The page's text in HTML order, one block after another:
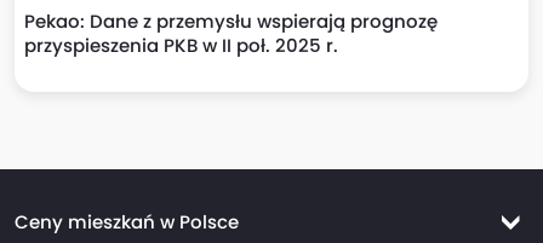
Pekao: Dane z przemysłu wspierają prognozę
przyspieszenia PKB w II poł. 2025 r.
Ceny mieszkań w Polsce